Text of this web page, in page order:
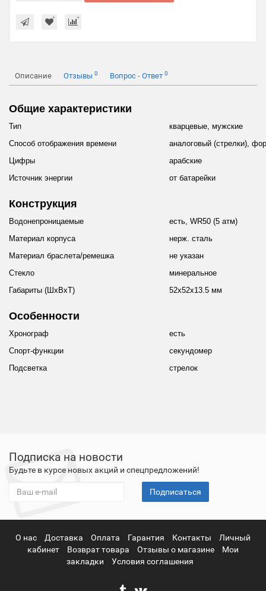
Описание Отзывы 0 Вопрос - Ответ 0
Общие характеристики
Тип
кварцевые, мужские
Способ отображения времени
аналоговый (стрелки),
Цифры
арабские
Источник энергии
от батарейки
Конструкция
Водонепроницаемые
есть, WR50 (5 атм)
Материал корпуса
нерж. сталь
Материал браслета/ремешка
не указан
Стекло
минеральное
Габариты (ШхВхТ)
52x52x13.5 мм
Особенности
Хронограф
есть
Спорт-функции
секундомер
Подсветка
стрелок
Подписка на новости
Будьте в курсе новых акций и спецпредложений!
Подписаться
О нас Доставка Оплата Гарантия Контакты
Личный
кабинет
Возврат товара Отзывы о магазине
Мои
закладки
Условия соглашения